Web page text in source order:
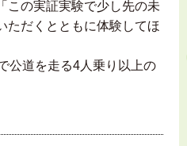
の実証実験で少し先の未
ただくとともに体験してほ
公道を走る4人乗り以上の